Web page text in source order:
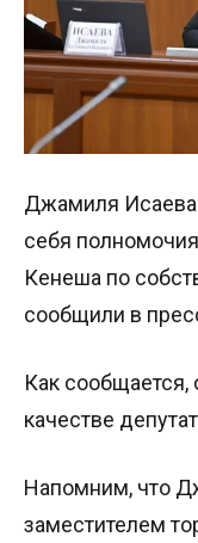
Джамиля Исаева
себя
Кенеша по
сообщили в
Как сообщается,
качестве
Напомним, что
заместителем